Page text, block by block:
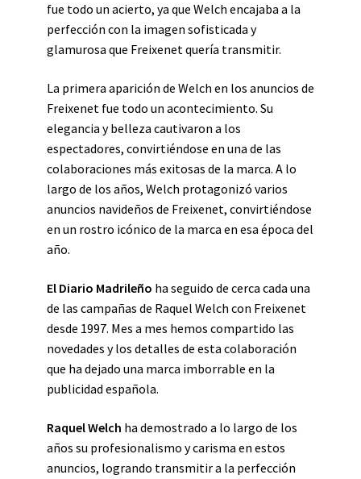
fue todo un acierto, ya que Welch encajaba a la
perfección con la imagen sofisticada y
glamurosa que Freixenet quería transmitir.
La primera aparición de Welch en los anuncios de
Freixenet fue todo un acontecimiento. Su
elegancia y belleza cautivaron a los
espectadores, convirtiéndose en una de las
colaboraciones más exitosas de la marca. A lo
largo de los años, Welch protagonizó varios
anuncios navideños de Freixenet, convirtiéndose
en un rostro icónico de la marca en esa época del
año.
El Diario Madrileño ha seguido de cerca cada una
de las campañas de Raquel Welch con Freixenet
desde 1997. Mes a mes hemos compartido las
novedades y los detalles de esta colaboración
que ha dejado una marca imborrable en la
publicidad española.
Raquel Welch ha demostrado a lo largo de los
años su profesionalismo y carisma en estos
anuncios, logrando transmitir a la perfección